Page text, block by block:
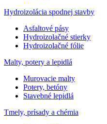
Hydroizolácia spodnej stavby
Asfaltové pásy
Hydroizolačné stierky
Hydroizolačné fólie
Malty, potery a lepidlá
Murovacie malty
Potery, betóny
Stavebné lepidlá
Tmely, prísady a chémia